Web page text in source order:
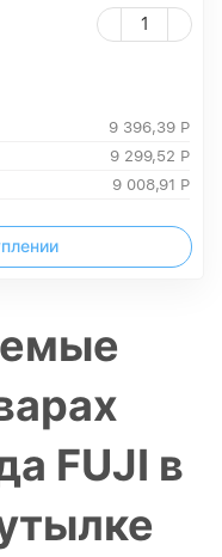
9 396,39 Р
9 299,52 Р
9 008,91 Р
FUJI в